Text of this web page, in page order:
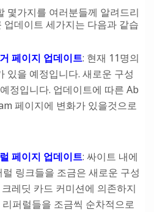
몇가지를 여러분들께 알려드리
업데이트 세가지는 다음과 같습
페이지 업데이트: 현재 11명의
있을 예정입니다. 새로운 구성
정입니다. 업데이트에 따른 Ab
페이지에 변화가 있을것으로
페이지 업데이트: 싸이트 내에
링크들을 조금은 새로운 구성
레딧 카드 커미션에 의존하지
퍼럴들을 조금씩 순차적으로